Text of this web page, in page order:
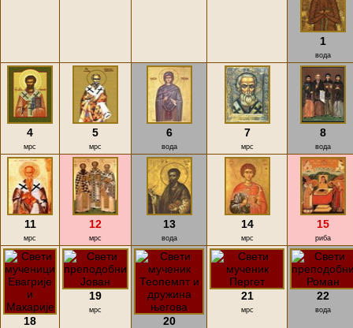
1
вода
4
мрс
5
мрс
6
вода
7
мрс
8
вода
11
мрс
12
мрс
13
вода
14
мрс
15
риба
18
19
мрс
20
21
мрс
22
вода